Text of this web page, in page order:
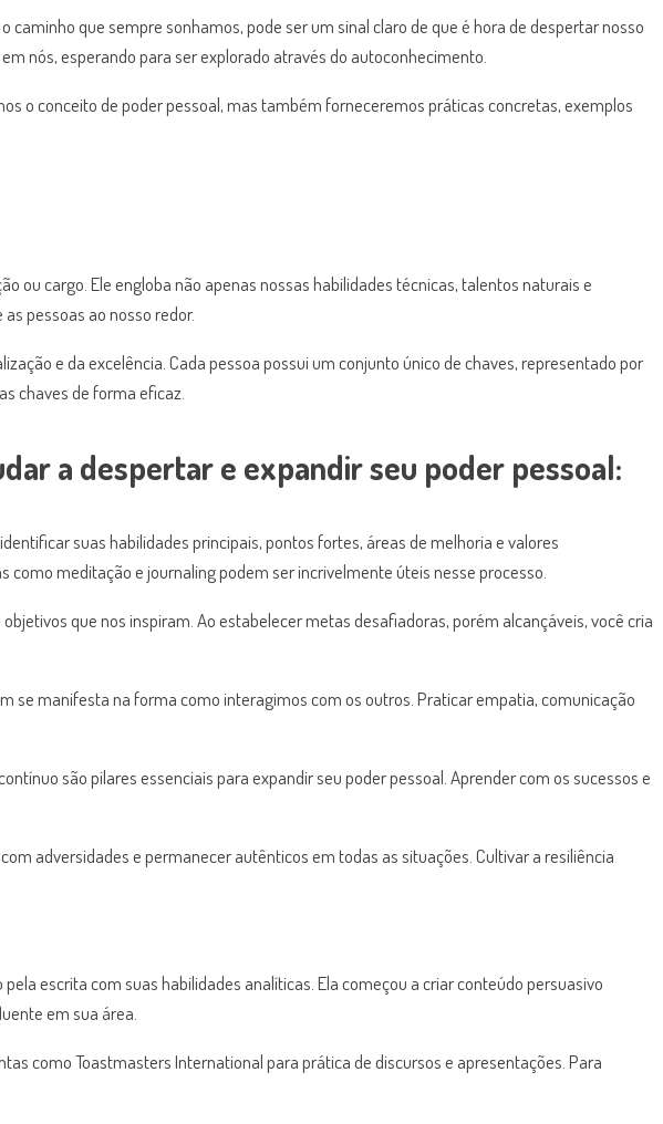
que sempre sonhamos, pode ser um sinal claro de que é hora de despertar nosso
nós, esperando para ser explorado através do autoconhecimento.
o conceito de poder pessoal, mas também forneceremos práticas concretas, exemplos
ou cargo. Ele engloba não apenas nossas habilidades técnicas, talentos naturais e
pessoas ao nosso redor.
e da excelência. Cada pessoa possui um conjunto único de chaves, representado por
chaves de forma eficaz.
a despertar e expandir seu poder pessoal:
suas habilidades principais, pontos fortes, áreas de melhoria e valores
meditação e journaling podem ser incrivelmente úteis nesse processo.
que nos inspiram. Ao estabelecer metas desafiadoras, porém alcançáveis, você cria
se manifesta na forma como interagimos com os outros. Praticar empatia, comunicação
são pilares essenciais para expandir seu poder pessoal. Aprender com os sucessos e
adversidades e permanecer autênticos em todas as situações. Cultivar a resiliência
escrita com suas habilidades analíticas. Ela começou a criar conteúdo persuasivo
em sua área.
como Toastmasters International para prática de discursos e apresentações. Para